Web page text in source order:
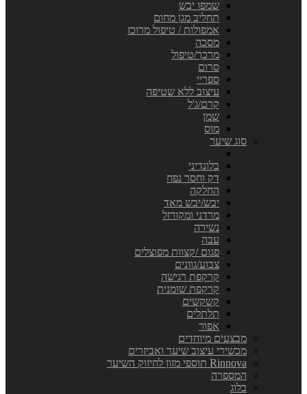
שמפו יבש
תחליב מגן מחום
אמפולות / טיפול מרוכז
מסכה
מרכך/טיפול
סרום
ספריי
עיצוב ללא שטיפה
קרם/ג'ל
שמן
מוס
סוג שיער
בלונדיני
דק וחסר נפח
החלקה
יבש/יבש מאד
מרדני ומקורזל
נשירה
עבה
פגום /קצוות מפוצלים
צבוע/גוונים
קרקפת רגישה
קרקפת שומנית
קשקשים
תלתלים
אפור
מבצעים מיוחדים
מכשירי עיצוב שיער ואביזרים
Rinnova תוספי מזון לחיזוק השיער
המספרה
בלוג